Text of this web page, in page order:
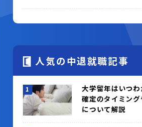
人気の中退就職記事
大学留年はいつ
確定のタイミン
について解説